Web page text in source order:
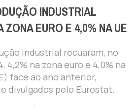
INDUSTRIAL
ZONA EURO E 4,0% NA UE
industrial recuaram, no
4,2% na zona euro e 4,0% na
face ao ano anterior,
divulgados pelo Eurostat.